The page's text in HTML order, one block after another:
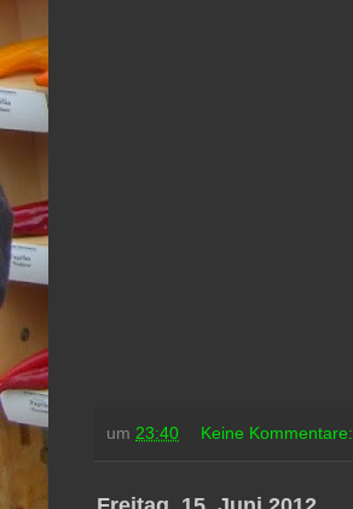
um 23:40 Keine Kommentare: